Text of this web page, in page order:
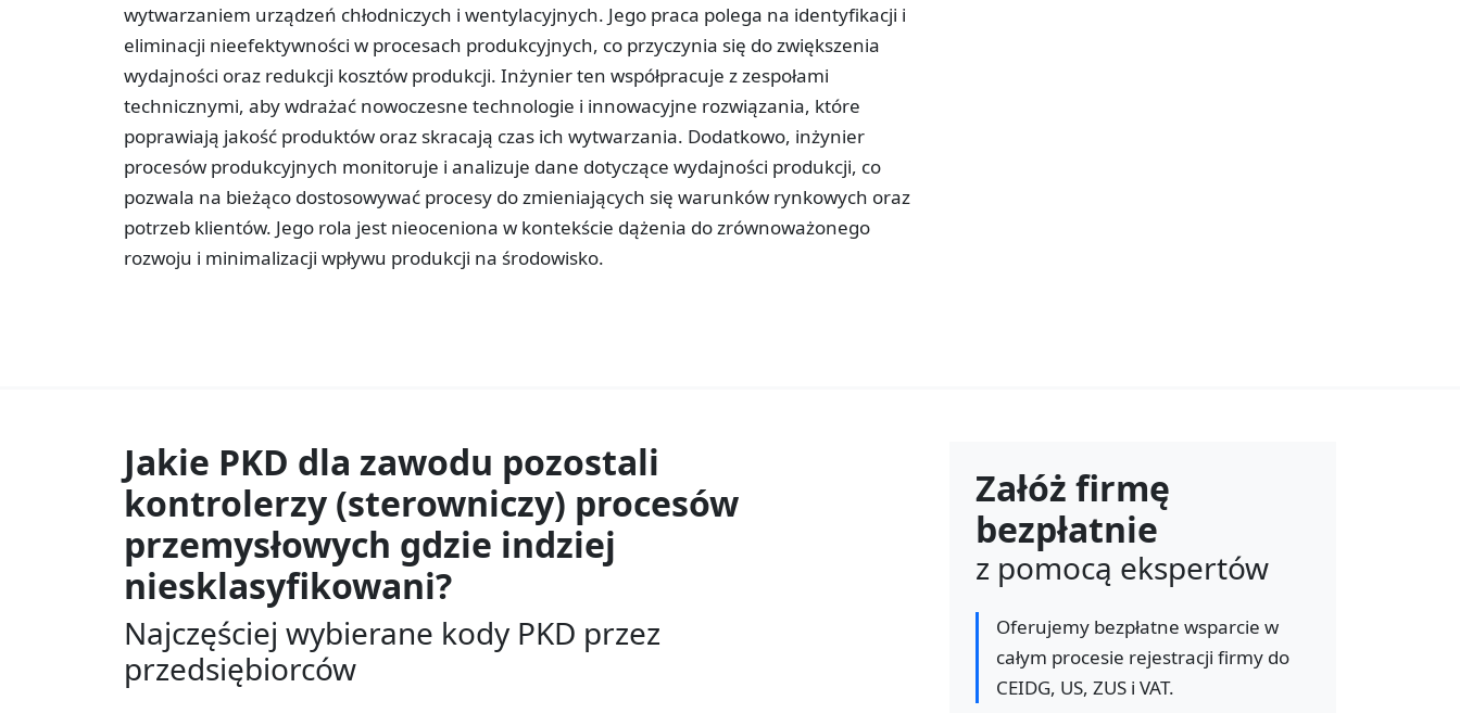
wytwarzaniem urządzeń chłodniczych i wentylacyjnych. Jego praca polega na identyfikacji i
eliminacji nieefektywności w procesach produkcyjnych, co przyczynia się do zwiększenia
wydajności oraz redukcji kosztów produkcji. Inżynier ten współpracuje z zespołami
technicznymi, aby wdrażać nowoczesne technologie i innowacyjne rozwiązania, które
poprawiają jakość produktów oraz skracają czas ich wytwarzania. Dodatkowo, inżynier
procesów produkcyjnych monitoruje i analizuje dane dotyczące wydajności produkcji, co
pozwala na bieżąco dostosowywać procesy do zmieniających się warunków rynkowych oraz
potrzeb klientów. Jego rola jest nieoceniona w kontekście dążenia do zrównoważonego
rozwoju i minimalizacji wpływu produkcji na środowisko.
Jakie PKD dla zawodu pozostali
kontrolerzy (sterowniczy) procesów
przemysłowych gdzie indziej
niesklasyfikowani?
Najczęściej wybierane kody PKD przez
przedsiębiorców
Załóż firmę
bezpłatnie
z pomocą ekspertów
Oferujemy bezpłatne wsparcie w
całym procesie rejestracji firmy do
CEIDG, US, ZUS i VAT.